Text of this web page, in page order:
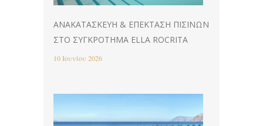
ΑΝΑΚΑΤΑΣΚΕΥΉ & EΠΈΚΤΑΣΗ ΠΙΣΊΝΩΝ
ΣΤΟ ΣΥΓΚΡΌΤΗΜΑ ELLA ROCRITA
10 Ιουνίου 2026